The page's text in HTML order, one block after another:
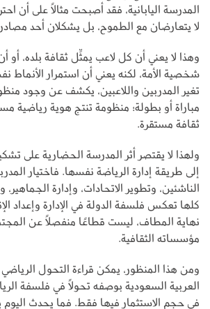
المدرسة اليابانية، فقد أصبحت مثالًا على أن
لا يتعارضان مع الطموح، بل يشكلان أحد
وهذا لا يعني أن كل لاعب يمثِّل ثقافة بلده،
شخصية الأمة، لكنه يعني أن استمرار الأنماط
تغير المدربين واللاعبين، يكشف عن وجود
مباراة أو بطولة؛ منظومة تنتج هوية رياضية
ثقافة مستقرة.
ولهذا لا يقتصر أثر المدرسة الحضارية على
إلى طريقة إدارة الرياضة نفسها. فاختيار
الناشئين، وتطوير الاتحادات، وإدارة الجماهير،
كلها تعكس فلسفة الدولة في الإدارة وإعداد
نهاية المطاف، ليست قطاعًا منفصلًا عن
مؤسساته الثقافية.
ومن هذا المنظور، يمكن قراءة التحول
العربية السعودية بوصفه تحولًا في فلسفة
في حجم الاستثمار فيها فقط. فما يحدث اليوم